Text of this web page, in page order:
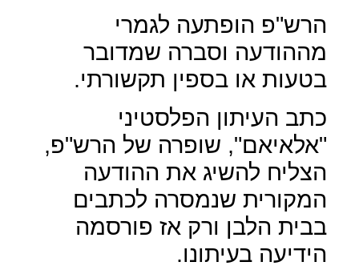
הרש"פ הופתעה לגמרי
מההודעה וסברה שמדובר
בטעות או בספין תקשורתי.
כתב העיתון הפלסטיני
"אלאיאם", שופרה של הרש"פ,
הצליח להשיג את ההודעה
המקורית שנמסרה לכתבים
בבית הלבן ורק אז פורסמה
הידיעה בעיתונו.